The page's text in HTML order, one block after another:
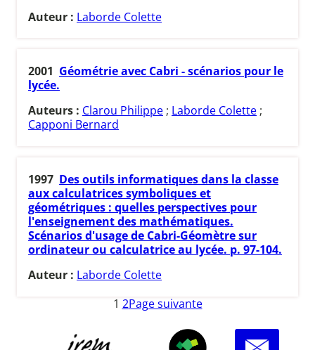
Auteur : Laborde Colette
2001 Géométrie avec Cabri - scénarios pour le
lycée.
Auteurs : Clarou Philippe ; Laborde Colette ;
Capponi Bernard
1997 Des outils informatiques dans la classe
aux calculatrices symboliques et
géométriques : quelles perspectives pour
l'enseignement des mathématiques.
Scénarios d'usage de Cabri-Géomètre sur
ordinateur ou calculatrice au lycée. p. 97-104.
Auteur : Laborde Colette
1 2Page suivante